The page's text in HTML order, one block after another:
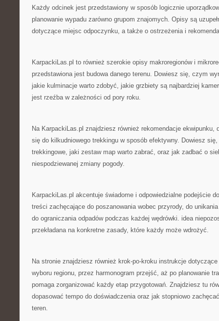
Każdy odcinek jest przedstawiony w sposób logicznie
planowanie wypadu zarówno grupom znajomych. Opisy są
dotyczące miejsc odpoczynku, a także o ostrzeżenia i
KarpackiLas.pl to również szerokie opisy makroregionów i
przedstawiona jest budowa danego terenu. Dowiesz się, czym
jakie kulminacje warto zdobyć, jakie grzbiety są najbardziej
jest rzeźba w zależności od pory roku.
Na KarpackiLas.pl znajdziesz również rekomendacje ekwipunku,
się do kilkudniowego trekkingu w sposób efektywny. Dowiesz
trekkingowe, jaki zestaw map warto zabrać, oraz jak zadbać o
niespodziewanej zmiany pogody.
KarpackiLas.pl akcentuje świadome i odpowiedzialne podejście
treści zachęcające do poszanowania wobec przyrody, do
do ograniczania odpadów podczas każdej wędrówki. idea
przekładana na konkretne zasady, które każdy może wdrożyć.
Na stronie znajdziesz również krok-po-kroku instrukcje
wyboru regionu, przez harmonogram przejść, aż po planowanie
pomaga zorganizować każdy etap przygotowań. Znajdziesz tu
dopasować tempo do doświadczenia oraz jak stopniowo
teren.